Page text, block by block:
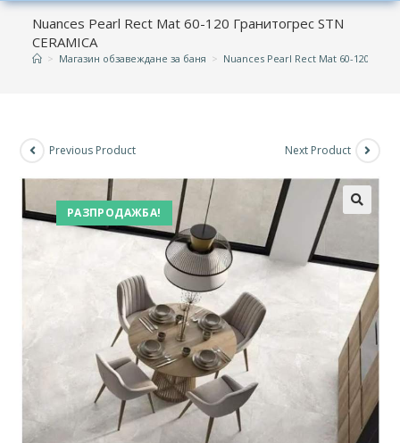
Nuances Pearl Rect Mat 60-120 Гранитогрес STN
CERAMICA
> Магазин обзавеждане за баня > Nuances Pearl Rect Mat 60-120
РАЗПРОДАЖБА!
Previous Product Next Product